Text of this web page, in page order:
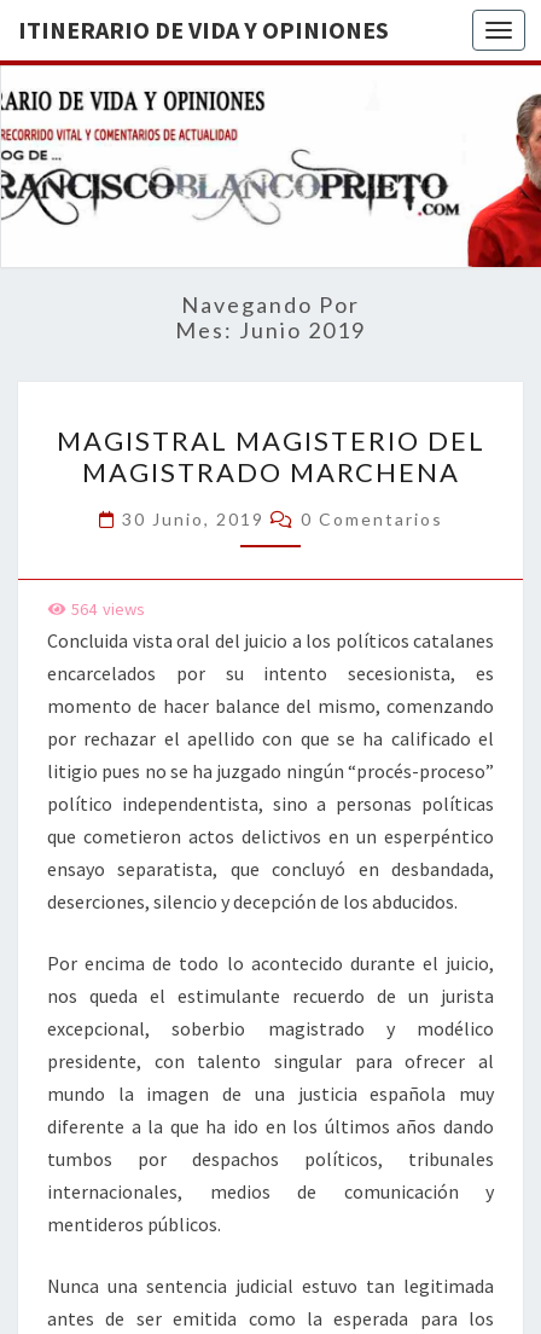
ITINERARIO DE VIDA Y OPINIONES
DE
BREVE
RECORRIDO
VITAL Y
ACTUALIDAD
Navegando Por
Mes: Junio 2019
MAGISTERIO
DEL
MAGISTRADO
MARCHENA
MAGISTRAL MAGISTERIO DEL
MAGISTRADO MARCHENA
30 Junio, 2019 Comentarios
0 Comentarios
564 views
Concluida vista oral del juicio a los políticos catalanes
encarcelados por su intento secesionista, es
momento de hacer balance del mismo, comenzando
por rechazar el apellido con que se ha calificado el
litigio pues no se ha juzgado ningún “procés-proceso”
político independentista, sino a personas políticas
que cometieron actos delictivos en un esperpéntico
ensayo separatista, que concluyó en desbandada,
deserciones, silencio y decepción de los abducidos.
Por encima de todo lo acontecido durante el juicio,
nos queda el estimulante recuerdo de un jurista
excepcional, soberbio magistrado y modélico
presidente, con talento singular para ofrecer al
mundo la imagen de una justicia española muy
diferente a la que ha ido en los últimos años dando
tumbos por despachos políticos, tribunales
internacionales, medios de comunicación y
mentideros públicos.
Nunca una sentencia judicial estuvo tan legitimada
antes de ser emitida como la esperada para los